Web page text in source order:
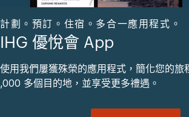
計劃。預訂。住宿。多合一應用程式。
IHG 優悅會 App
使用我們屢獲殊榮的應用程式，簡化您的旅
,000 多個目的地，並享受更多禮遇。